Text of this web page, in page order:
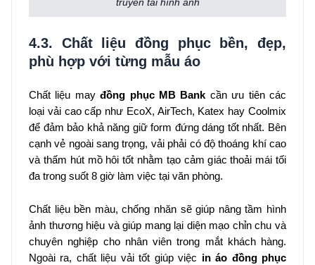
truyền tải hình ảnh
4.3. Chất liệu đồng phục bền, đẹp,
phù hợp với từng mẫu áo
Chất liệu mayđồng phục MB Bankcần ưu tiên các
loại vải cao cấp như EcoX, AirTech, Katex hay Coolmix
để đảm bảo khả năng giữ form đứng dáng tốt nhất. Bên
cạnh vẻ ngoài sang trọng, vải phải có độ thoáng khí cao
và thấm hút mồ hôi tốt nhằm tạo cảm giác thoải mái tối
đa trong suốt 8 giờ làm việc tại văn phòng.
Chất liệu bền màu, chống nhăn sẽ giúp nâng tầm hình
ảnh thương hiệu và giúp mang lại diện mạo chỉn chu và
chuyên nghiệp cho nhân viên trong mắt khách hàng.
Ngoài ra, chất liệu vải tốt giúp việc in áo đồng phục